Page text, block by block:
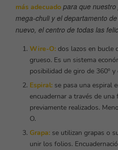
más adecuado para que
mega-chuli y el departamento
nuevo, el centro de todas las
Wire-O: dos lazos en bucle
grueso. Es un sistema
posibilidad de giro de 360º y
Espiral: se pasa una espiral
encuadernar a través de una
previamente realizados.
O.
Grapa: se utilizan grapas o
unir los folios.